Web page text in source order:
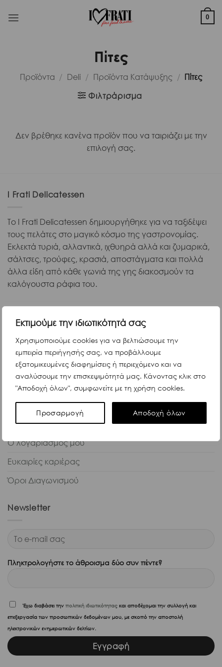
Εκτιμούμε την ιδιωτικότητά σας
Χρησιμοποιούμε cookies για να βελτιώσουμε την
εμπειρία περιήγησής σας, να προβάλλουμε
εξατομικευμένες διαφημίσεις ή περιεχόμενο και να
αναλύσουμε την επισκεψιμότητά μας. Κάνοντας κλικ στο
"Αποδοχή όλων", συμφωνείτε με τη χρήση cookies.
Προσαρμογή Αποδοχή όλων
στο
0
Πίτες
Προϊόντα / Deli / Προϊόντα Κατάψυξης / Πίτες
Φιλτράρισμα
Δεν βρέθηκε κανένα προϊόν που να ταιριάζει με την
επιλογή σας.
I Frati Delicatessen
Το I Frati Delicatessen δημιουργήθηκε για να ταξιδέψει
τους πελάτες στο μαγικό κόσμο της γαστρονομίας.
Εκλεκτά τυριά, αλλαντικά, ιχθυηρά αλλά και ζυμαρικά,
σάλτσες, τρούφες, κρασιά, αποστάγματα και πολλά
άλλα είδη από κάθε γωνιά της γης διακοσμούν τα
καλόγουστα ράφια του.
Πληροφορίες
Όροι & προϋποθέσεις αγορών
Τρόποι αποστολής & πληρωμής
Επιστροφές προϊόντων
Πολιτική ιδιωτικότητας
Επικοινωνία
Ο λογαριασμός μου
Ευκαιρίες καριέρας
Όροι Διαγωνισμού
Newsletter
Πληκτρολογήστε το άθροισμα δύο συν πέντε?
'Εχω διαβάσει την πολιτική ιδιωτικότητας και αποδέχομαι την συλλογή και
επεξεργασία των προσωπικών δεδομένων μου, με σκοπό την αποστολή
ηλεκτρονικών ενημερωτικών δελτίων.